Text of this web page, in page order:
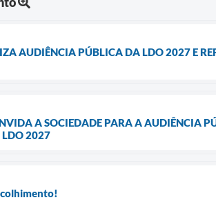
AUDIÊNCIA PÚBLICA DA LDO 2027 E
A SOCIEDADE PARA A AUDIÊNCIA
LDO 2027